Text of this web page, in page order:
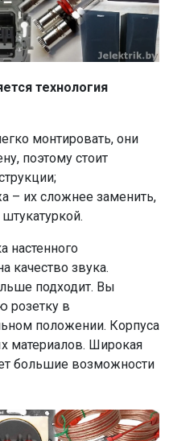
технология
монтировать, они
поэтому стоит
– их сложнее заменить,
настенного
качество звука.
подходит. Вы
розетку в
положении. Корпуса
материалов. Широкая
большие возможности